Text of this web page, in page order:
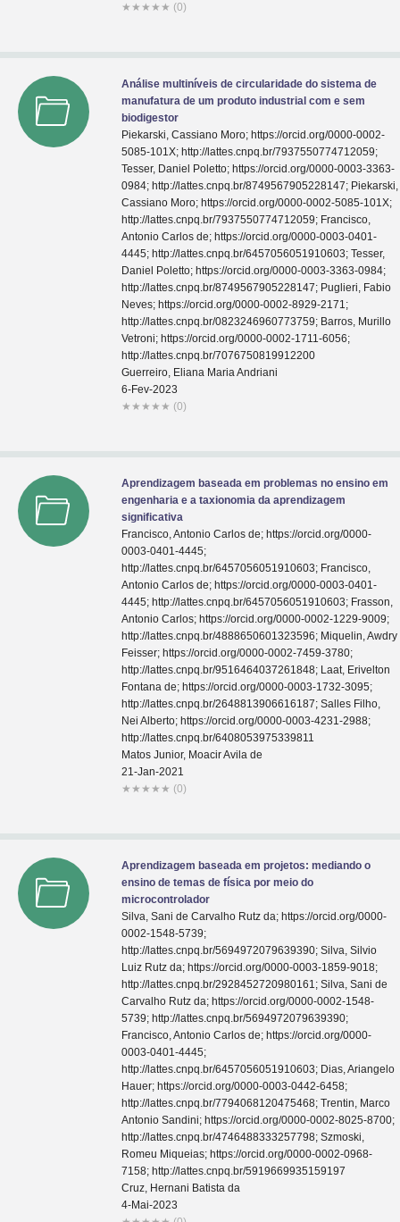
★ ★ ★ ★ ★ (0)
Análise multiníveis de circularidade do sistema de
manufatura de um produto industrial com e sem
biodigestor
Piekarski, Cassiano Moro; https://orcid.org/0000-0002-
5085-101X; http://lattes.cnpq.br/7937550774712059;
Tesser, Daniel Poletto; https://orcid.org/0000-0003-3363-
0984; http://lattes.cnpq.br/8749567905228147; Piekarski,
Cassiano Moro; https://orcid.org/0000-0002-5085-101X;
http://lattes.cnpq.br/7937550774712059; Francisco,
Antonio Carlos de; https://orcid.org/0000-0003-0401-
4445; http://lattes.cnpq.br/6457056051910603; Tesser,
Daniel Poletto; https://orcid.org/0000-0003-3363-0984;
http://lattes.cnpq.br/8749567905228147; Puglieri, Fabio
Neves; https://orcid.org/0000-0002-8929-2171;
http://lattes.cnpq.br/0823246960773759; Barros, Murillo
Vetroni; https://orcid.org/0000-0002-1711-6056;
http://lattes.cnpq.br/7076750819912200
Guerreiro, Eliana Maria Andriani
6-Fev-2023
★ ★ ★ ★ ★ (0)
Aprendizagem baseada em problemas no ensino em
engenharia e a taxionomia da aprendizagem
significativa
Francisco, Antonio Carlos de; https://orcid.org/0000-
0003-0401-4445;
http://lattes.cnpq.br/6457056051910603; Francisco,
Antonio Carlos de; https://orcid.org/0000-0003-0401-
4445; http://lattes.cnpq.br/6457056051910603; Frasson,
Antonio Carlos; https://orcid.org/0000-0002-1229-9009;
http://lattes.cnpq.br/4888650601323596; Miquelin, Awdry
Feisser; https://orcid.org/0000-0002-7459-3780;
http://lattes.cnpq.br/9516464037261848; Laat, Erivelton
Fontana de; https://orcid.org/0000-0003-1732-3095;
http://lattes.cnpq.br/2648813906616187; Salles Filho,
Nei Alberto; https://orcid.org/0000-0003-4231-2988;
http://lattes.cnpq.br/6408053975339811
Matos Junior, Moacir Avila de
21-Jan-2021
★ ★ ★ ★ ★ (0)
Aprendizagem baseada em projetos: mediando o
ensino de temas de física por meio do
microcontrolador
Silva, Sani de Carvalho Rutz da; https://orcid.org/0000-
0002-1548-5739;
http://lattes.cnpq.br/5694972079639390; Silva, Silvio
Luiz Rutz da; https://orcid.org/0000-0003-1859-9018;
http://lattes.cnpq.br/2928452720980161; Silva, Sani de
Carvalho Rutz da; https://orcid.org/0000-0002-1548-
5739; http://lattes.cnpq.br/5694972079639390;
Francisco, Antonio Carlos de; https://orcid.org/0000-
0003-0401-4445;
http://lattes.cnpq.br/6457056051910603; Dias, Ariangelo
Hauer; https://orcid.org/0000-0003-0442-6458;
http://lattes.cnpq.br/7794068120475468; Trentin, Marco
Antonio Sandini; https://orcid.org/0000-0002-8025-8700;
http://lattes.cnpq.br/4746488333257798; Szmoski,
Romeu Miqueias; https://orcid.org/0000-0002-0968-
7158; http://lattes.cnpq.br/5919669935159197
Cruz, Hernani Batista da
4-Mai-2023